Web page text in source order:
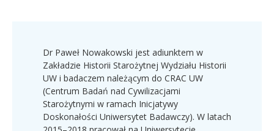
Dr Paweł Nowakowski jest adiunktem w
Zakładzie Historii Starożytnej Wydziału Historii
UW i badaczem należącym do CRAC UW
(Centrum Badań nad Cywilizacjami
Starożytnymi w ramach Inicjatywy
Doskonałości Uniwersytet Badawczy). W latach